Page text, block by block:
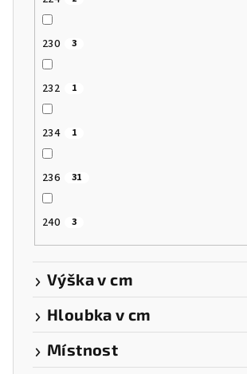
230 3
232 1
234 1
236 31
240 3
Výška v cm
Hloubka v cm
Místnost